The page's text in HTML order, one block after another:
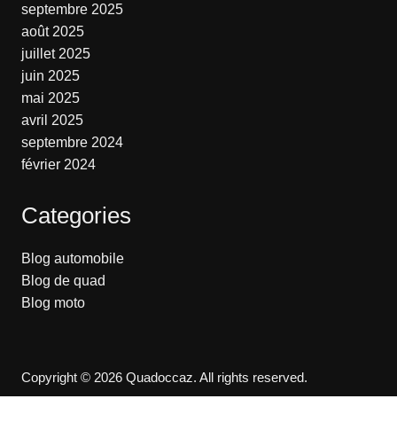
septembre 2025
août 2025
juillet 2025
juin 2025
mai 2025
avril 2025
septembre 2024
février 2024
Categories
Blog automobile
Blog de quad
Blog moto
Copyright © 2026 Quadoccaz. All rights reserved.